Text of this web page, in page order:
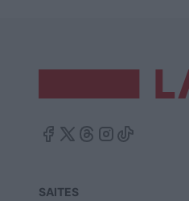
SAITES